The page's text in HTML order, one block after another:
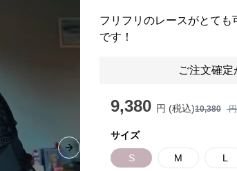
Next slide
フリフリのレースがとても
です！
ご注文確
9,380 円 (税込)10,380 円
サイズ
S M L